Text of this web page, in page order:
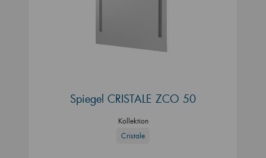
Spiegel CRISTALE ZCO 50
Kollektion
Cristale